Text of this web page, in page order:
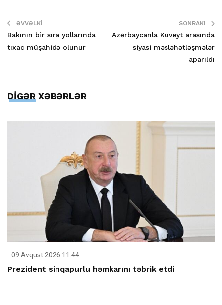
ƏVVƏLKI
Bakının bir sıra yollarında
tıxac müşahidə olunur
SONRAKI
Azərbaycanla Küveyt arasında
siyasi məsləhətləşmələr
aparıldı
DİGƏR XƏBƏRLƏR
09 Avqust 2026 11:44
Prezident sinqapurlu həmkarını təbrik etdi